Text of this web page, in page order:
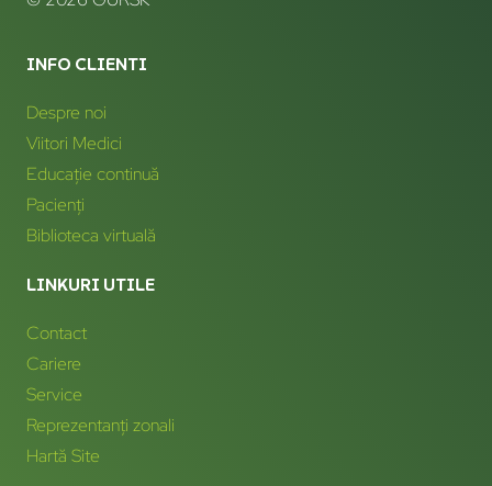
INFO CLIENTI
Despre noi
Viitori Medici
Educație continuă
Pacienți
Biblioteca virtuală
LINKURI UTILE
Contact
Cariere
Service
Reprezentanți zonali
Hartă Site